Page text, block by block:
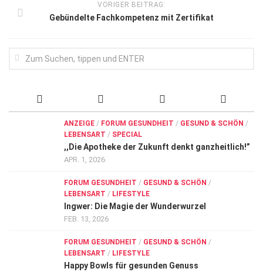
Hören
VORIGER BEITRAG:
Gebündelte Fachkompetenz mit Zertifikat
ANZEIGE / FORUM GESUNDHEIT / GESUND & SCHÖN /
LEBENSART / SPECIAL
,,Die Apotheke der Zukunft denkt ganzheitlich!”
APR. 1, 2026
FORUM GESUNDHEIT / GESUND & SCHÖN /
LEBENSART / LIFESTYLE
Ingwer: Die Magie der Wunderwurzel
FEB. 13, 2026
FORUM GESUNDHEIT / GESUND & SCHÖN /
LEBENSART / LIFESTYLE
Happy Bowls für gesunden Genuss